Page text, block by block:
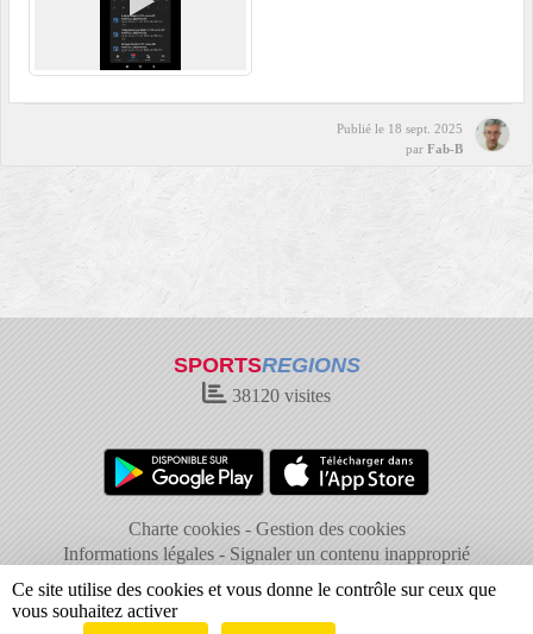
Publié le 18 sept. 2025
par Fab-B
SPORTSREGIONS
38120 visites
Charte cookies
Gestion des cookies
Informations légales
Signaler un contenu inapproprié
Ce site utilise des cookies et vous donne le contrôle sur ceux que
vous souhaitez activer